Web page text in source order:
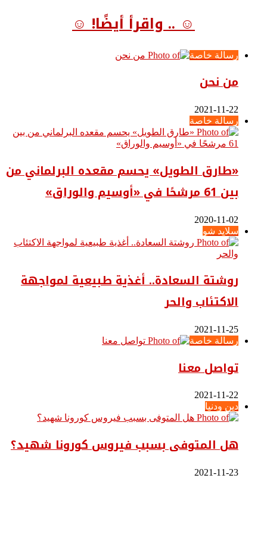
☺ .. واقرأ أيضًا! ☺
رسالة خاصة
من نحن
2021-11-22
رسالة خاصة
«طارق الطويل» يحسم مقعده البرلماني من
بين 61 مرشحًا في «أوسيم والوراق»
2020-11-02
سلايد شو
روشتة السعادة.. أغذية طبيعية لمواجهة
الاكتئاب والحر
2021-11-25
رسالة خاصة
تواصل معنا
2021-11-22
دين ودنيا
هل المتوفى بسبب فيروس كورونا شهيد؟
2021-11-23